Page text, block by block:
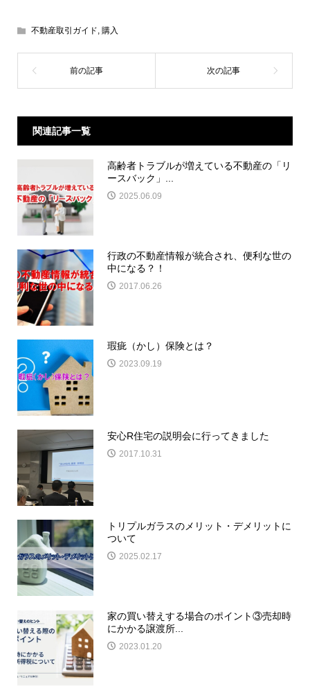
不動産取引ガイド 購入
関連記事一覧
高齢者トラブルが増えている不動産の「リ
ースバック」...
2025.06.09
行政の不動産情報が統合され、便利な世の
中になる？！
2017.06.26
瑕疵（かし）保険とは？
2023.09.19
安心R住宅の説明会に行ってきました
2017.10.31
トリプルガラスのメリット・デメリットに
ついて
2025.02.17
家の買い替えする場合のポイント③売却時
にかかる譲渡所...
2023.01.20